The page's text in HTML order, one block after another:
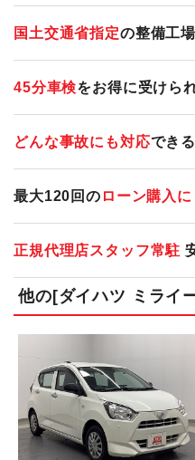
国土交通省指定の整備工
45分車検をお得に受けら
どんな事故にも対応でき
最大120回の ローン購入
正規代理店スタッフ常駐
他の[ダイハツ ミライ